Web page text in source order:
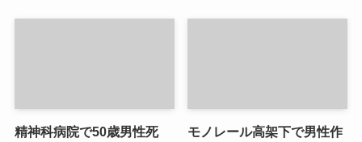
精神科病院で50歳男性死
モノレール高架下で男性作